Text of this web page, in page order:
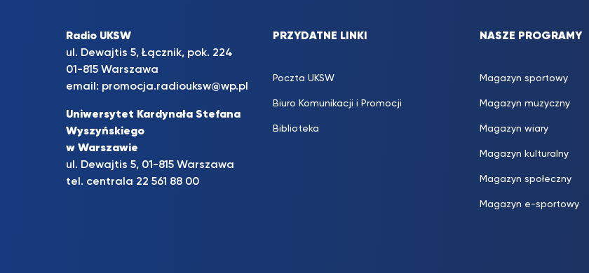
Radio UKSW
ul. Dewajtis 5, Łącznik, pok. 224
01-815 Warszawa
email: promocja.radiouksw@wp.pl
Uniwersytet Kardynała Stefana
Wyszyńskiego
w Warszawie
ul. Dewajtis 5, 01-815 Warszawa
tel. centrala 22 561 88 00
PRZYDATNE LINKI
Poczta UKSW
Biuro Komunikacji i Promocji
Biblioteka
NASZE PROGRAMY
Magazyn sportowy
Magazyn muzyczny
Magazyn wiary
Magazyn kulturalny
Magazyn społeczny
Magazyn e-sportowy